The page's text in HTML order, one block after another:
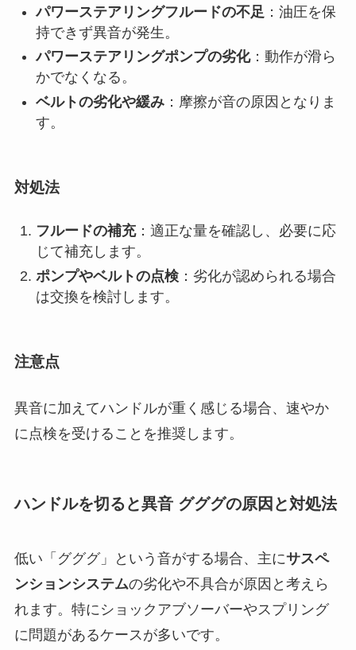
パワーステアリングフルードの不足 ：油圧を保
持できず異音が発生。
パワーステアリングポンプの劣化：動作が滑ら
かでなくなる。
ベルトの劣化や緩み：摩擦が音の原因となりま
す。
対処法
フルードの補充：適正な量を確認し、必要に応
じて補充します。
ポンプやベルトの点検：劣化が認められる場合
は交換を検討します。
注意点
異音に加えてハンドルが重く感じる場合、速やか
に点検を受けることを推奨します。
ハンドルを切ると異音 グググの原因と対処法
低い「グググ」という音がする場合、主にサスペ
ンションシステムの劣化や不具合が原因と考えら
れます。特にショックアブソーバーやスプリング
に問題があるケースが多いです。